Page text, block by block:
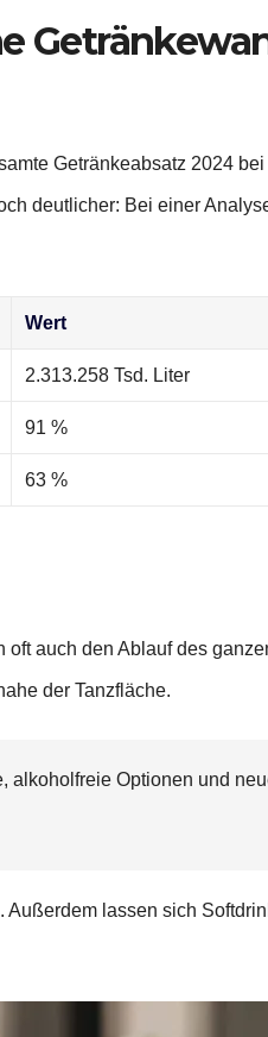
Getränkeabsatz 2024 bei
deutlicher: Bei einer
Wert
2.313.258 Tsd. Liter
91 %
63 %
auch den Ablauf des
der Tanzfläche.
Optionen und
lassen sich